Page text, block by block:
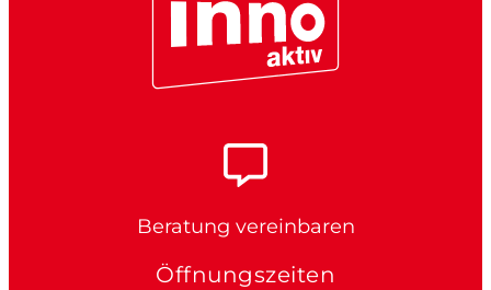
Beratung vereinbaren
Öffnungszeiten